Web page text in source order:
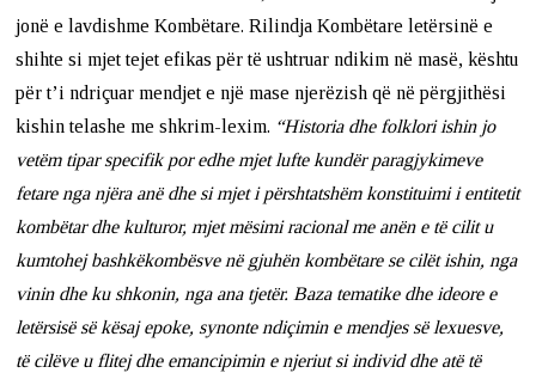
jonë e lavdishme Kombëtare. Rilindja Kombëtare letërsinë e
shihte si mjet tejet efikas për të ushtruar ndikim në masë, kështu
për t’i ndriçuar mendjet e një mase njerëzish që në përgjithësi
kishin telashe me shkrim-lexim. “Historia dhe folklori ishin jo
vetëm tipar specifik por edhe mjet lufte kundër paragjykimeve
fetare nga njëra anë dhe si mjet i përshtatshëm konstituimi i entitetit
kombëtar dhe kulturor, mjet mësimi racional me anën e të cilit u
kumtohej bashkëkombësve në gjuhën kombëtare se cilët ishin, nga
vinin dhe ku shkonin, nga ana tjetër. Baza tematike dhe ideore e
letërsisë së kësaj epoke, synonte ndiçimin e mendjes së lexuesve,
të cilëve u flitej dhe emancipimin e njeriut si individ dhe atë të